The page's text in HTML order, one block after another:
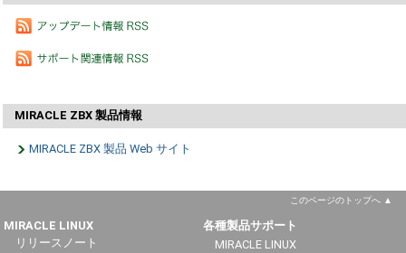
MIRACLE ZBX 製品情報
MIRACLE ZBX 製品 Web サイト
このページのトップへ
MIRACLE LINUX
リリースノート
各種製品サポート
MIRACLE LINUX